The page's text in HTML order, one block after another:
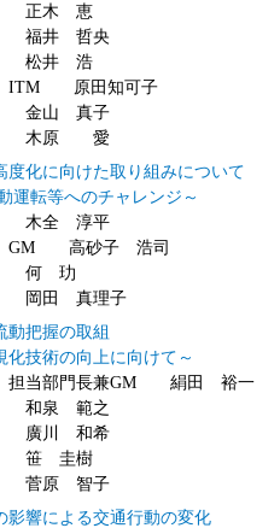
正木 恵
福井 哲央
松井 浩
ITM 原田知可子
金山 真子
門 木原 愛
度化に向けた取り組みについて
運転等へのチャレンジ～
木全 淳平
GM 高砂子 浩司
何 玏
岡田 真理子
動把握の取組
化技術の向上に向けて～
担当部門長兼GM 絹田 裕一
和泉 範之
廣川 和希
笹 圭樹
菅原 智子
影響による交通行動の変化